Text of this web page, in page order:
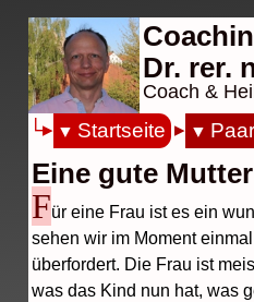
Dr. rer.
Coach &
Startseite
Eine gute
Für eine Frau ist es ein
sehen wir im Moment
überfordert. Die Frau ist
was das Kind nun hat, was